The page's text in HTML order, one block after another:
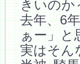
きいのか
去年、6
ぁー」と
実はそん